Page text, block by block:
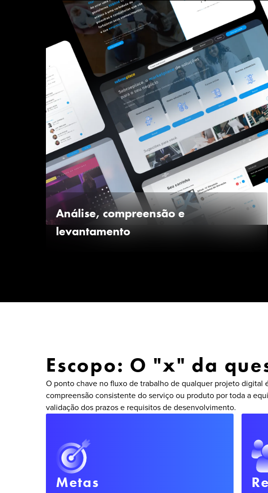
Análise, compreensão e
levantamento
Escopo: O "x" da
O ponto chave no fluxo de trabalho de qualquer projeto digital
compreensão consistente do serviço ou produto por toda a
validação dos prazos e requisitos de desenvolvimento.
Metas